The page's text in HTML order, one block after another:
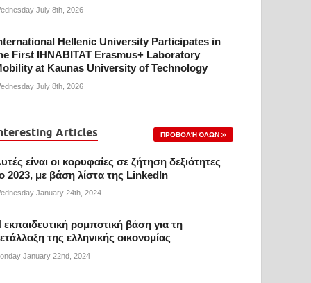
July 8th, 2026
Hellenic University Participates in
First IHNABITAT Erasmus+ Laboratory
at Kaunas University of Technology
July 8th, 2026
Articles ΠΡΟΒΟΛΉ ΌΛΩΝ
είναι οι κορυφαίες σε ζήτηση δεξιότητες
2023, με βάση λίστα της Linkedln
January 24th, 2024
εκπαιδευτική ρομποτική βάση για τη
της ελληνικής οικονομίας
January 22nd, 2024